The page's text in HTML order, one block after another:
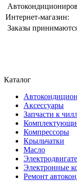
Интернет-магазин:
Заказы
Каталог
Аксессуары
Запчасти к
Компрессоры
Крыльчатки
Масло
Электронные
Ремонт